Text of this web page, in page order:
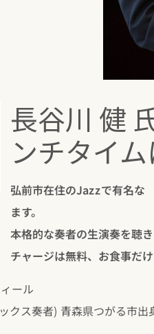
長谷川 健
ンチタイ
弘前市在住のJazzで有名な
ます。
本格的な奏者の生演奏を聴
チャージは無料、お食事だ
ール
クス奏者) 青森県つがる市出